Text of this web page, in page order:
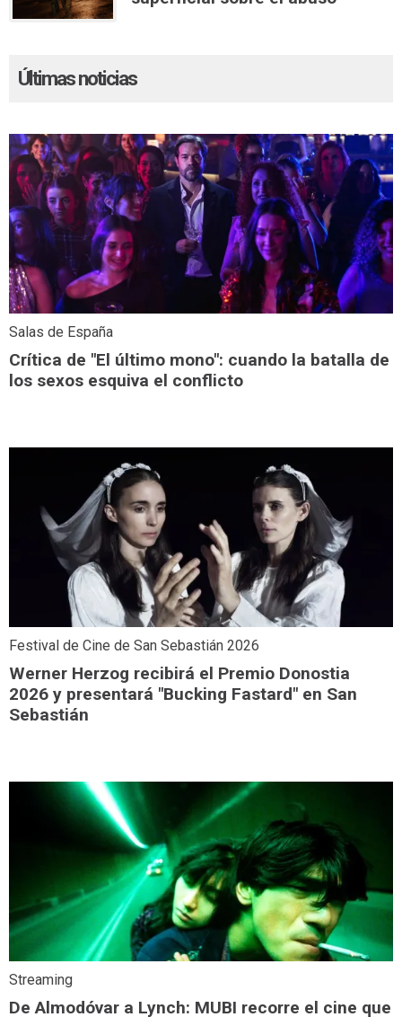
Últimas noticias
Salas de España
Crítica de "El último mono": cuando la batalla de
los sexos esquiva el conflicto
Festival de Cine de San Sebastián 2026
Werner Herzog recibirá el Premio Donostia
2026 y presentará "Bucking Fastard" en San
Sebastián
Streaming
De Almodóvar a Lynch: MUBI recorre el cine que